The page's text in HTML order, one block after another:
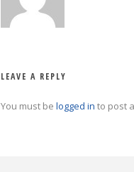
LEAVE A REPLY
You must be logged in to post